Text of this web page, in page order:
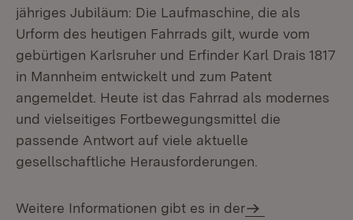
jähriges Jubiläum: Die Laufmaschine, die als
Urform des heutigen Fahrrads gilt, wurde vom
gebürtigen Karlsruher und Erfinder Karl Drais 1817
in Mannheim entwickelt und zum Patent
angemeldet. Heute ist das Fahrrad als modernes
und vielseitiges Fortbewegungsmittel die
passende Antwort auf viele aktuelle
gesellschaftliche Herausforderungen.
Weitere Informationen gibt es in der